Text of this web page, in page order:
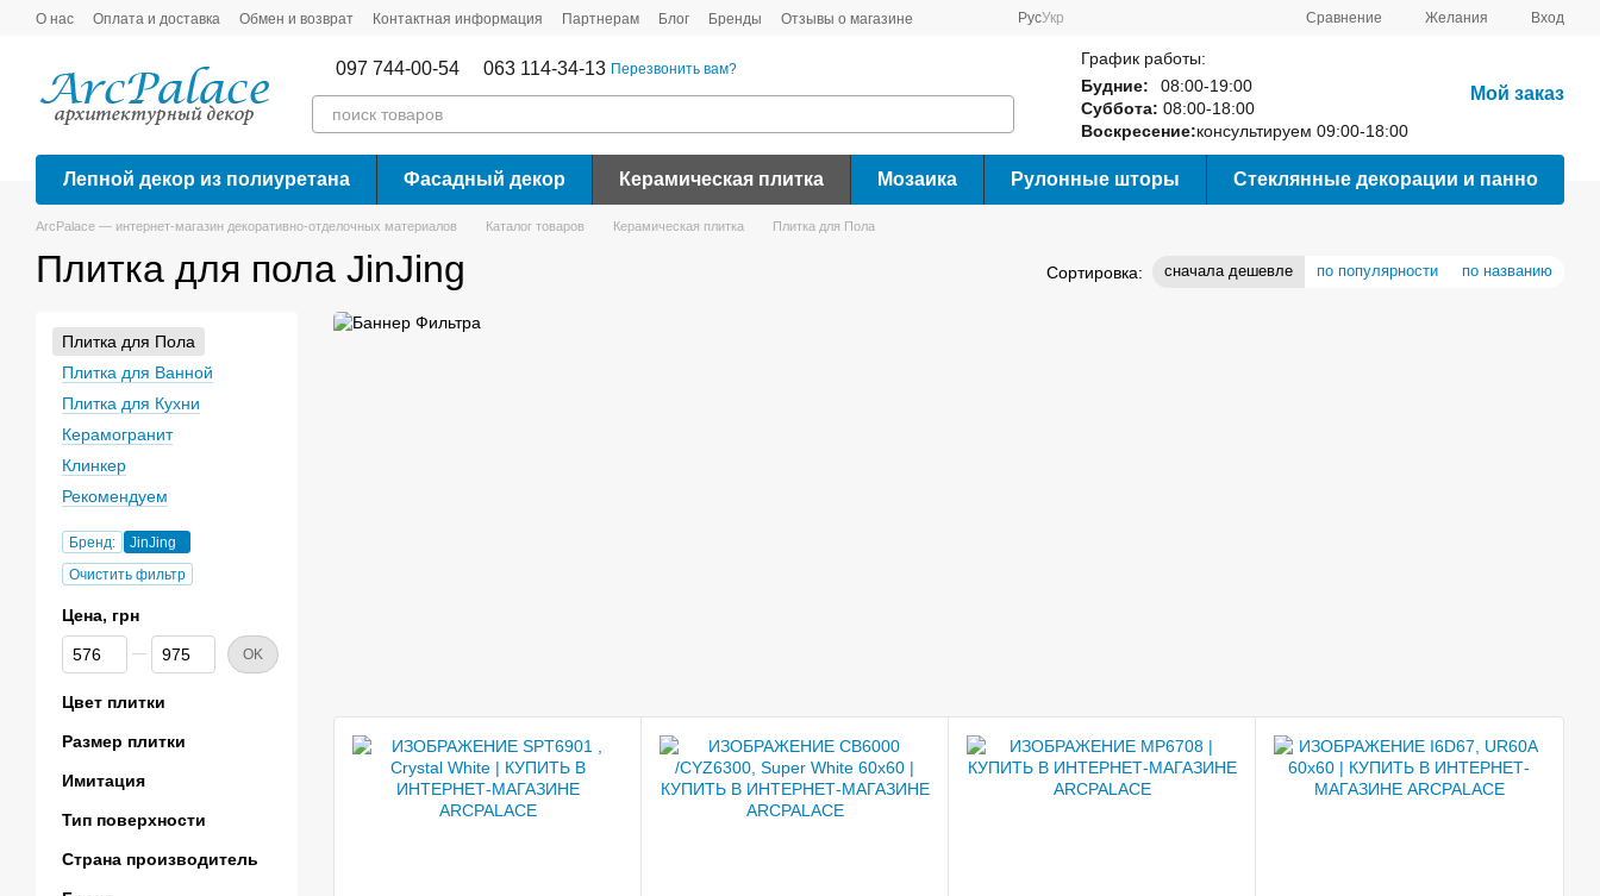
Перейти к основному контенту
О нас Оплата и доставка Обмен и возврат Контактная информация Партнерам Блог Бренды Отзывы о магазине РусУкр Сравнение Желания Вход
097 744-00-54 063 114-34-13 Перезвонить вам?
График работы:
Будние:
08:00-19:00
Суббота: 08:00-18:00
Воскресение:консультируем 09:00-18:00
Мой заказ
Лепной декор из полиуретана Фасадный декор Керамическая плитка Мозаика Рулонные шторы Стеклянные декорации и панно
ArcPalace — интернет-магазин декоративно-отделочных материалов Каталог товаров Керамическая плитка Плитка для Пола
Плитка для пола JinJing Сортировка: сначала дешевле по популярности по названию
Плитка для Пола
Плитка для Ванной
Плитка для Кухни
Керамогранит
Клинкер
Рекомендуем
Бренд:
JinJing
Очистить фильтр
Цена, грн
От Цена, грн
До Цена, грн OK
Цвет плитки
Размер плитки
Имитация
Тип поверхности
Страна производитель